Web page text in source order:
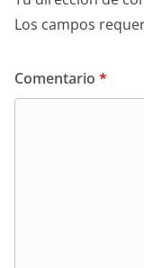
Los campos
Comentario *